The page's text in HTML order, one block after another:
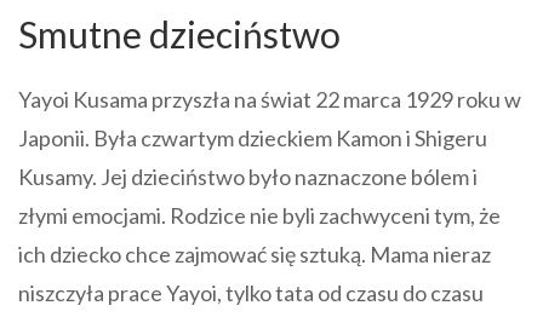
Smutne dzieciństwo
Yayoi Kusama przyszła na świat 22 marca 1929 roku w
Japonii. Była czwartym dzieckiem Kamon i Shigeru
Kusamy. Jej dzieciństwo było naznaczone bólem i
złymi emocjami. Rodzice nie byli zachwyceni tym, że
ich dziecko chce zajmować się sztuką. Mama nieraz
niszczyła prace Yayoi, tylko tata od czasu do czasu